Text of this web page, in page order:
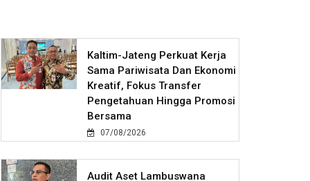
Kaltim-Jateng Perkuat Kerja
Sama Pariwisata Dan Ekonomi
Kreatif, Fokus Transfer
Pengetahuan Hingga Promosi
Bersama
07/08/2026
Audit Aset Lambuswana